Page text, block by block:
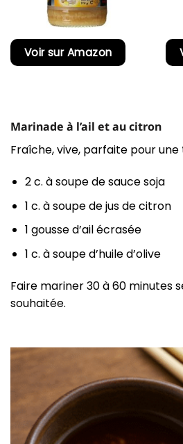
Voir sur Amazon
Marinade à l’ail et au citron
Fraîche, vive, parfaite pour
2 c. à soupe de sauce soja
1 c. à soupe de jus de citron
1 gousse d’ail écrasée
1 c. à soupe d’huile d’olive
Faire mariner 30 à 60 minutes
souhaitée.